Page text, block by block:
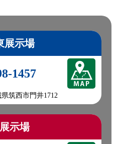
展示場
1457
県筑西市門井1712
示場